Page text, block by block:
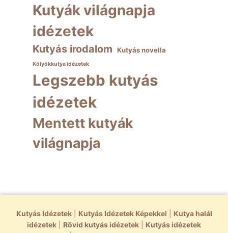
Kutyák világnapja
idézetek
Kutyás irodalom Kutyás novella
Kölyökkutya idézetek
Legszebb kutyás
idézetek
Mentett kutyák
világnapja
Kutyás Idézetek| Kutyás Idézetek Képekkel
Kutya halál
idézetek
Rövid kutyás idézetek
Kutyás idézetek